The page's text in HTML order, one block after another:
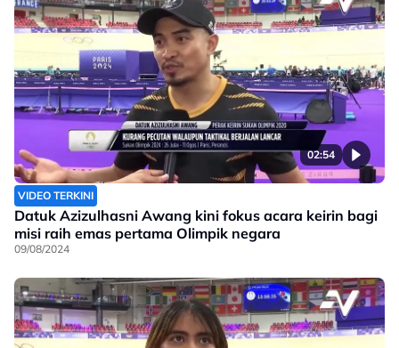
02:54
VIDEO TERKINI
Datuk Azizulhasni Awang kini fokus acara keirin bagi
misi raih emas pertama Olimpik negara
09/08/2024